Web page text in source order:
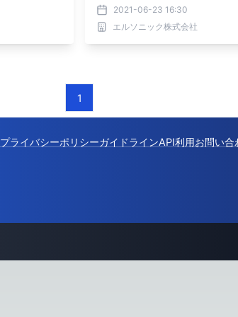
2021-06-23 16:30
エルソニック株式会社
1
プライバシーポリシーガイドラインAPI利用お問い合